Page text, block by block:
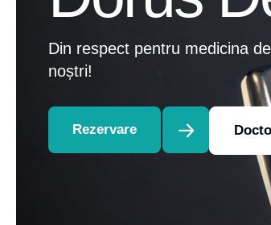
Din respect pentru medicina
noștri!
Rezervare